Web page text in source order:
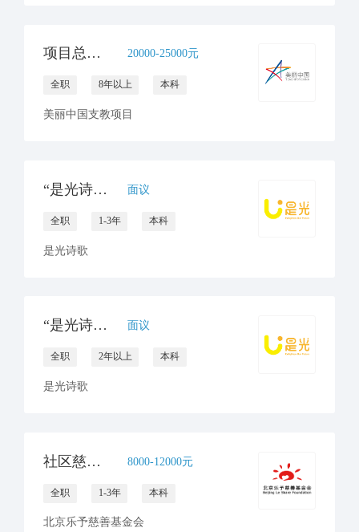
项目总监(昆明/南宁） 20000-25000元
全职 8年以上 本科
美丽中国支教项目
“是光诗歌”项目专员招聘 （云南大理） 面议
全职 1-3年 本科
是光诗歌
“是光诗歌”储备项目主管招聘（云南大理） 面议
全职 2年以上 本科
是光诗歌
社区慈善项目管理岗1名 8000-12000元
全职 1-3年 本科
北京乐予慈善基金会